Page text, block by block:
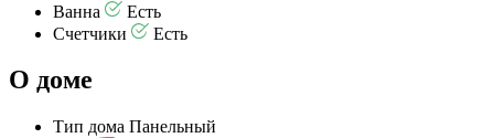
Ванна
Есть
Счетчики
Есть
О доме
Тип дома Панельный